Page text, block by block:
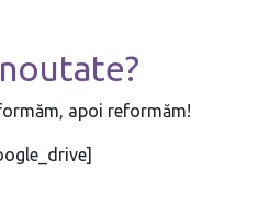
de lux în Capitală
apoi reformăm!